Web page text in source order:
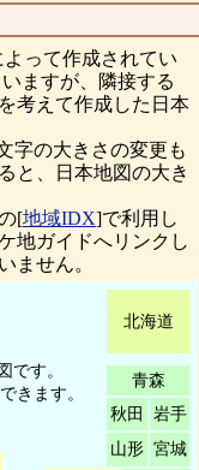
って作成されてい
ますが、隣接する
考えて作成した日本
字の大きさの変更も
と、日本地図の大き
[地域IDX]で利用し
地ガイドへリンクし
ません。
です。
きます。
北海道
青森
秋田
岩手
山形 宮城